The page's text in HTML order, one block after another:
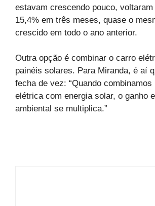
estavam crescendo pouco, voltaram
15,4% em três meses, quase o
crescido em todo o ano anterior.
Outra opção é combinar o carro
painéis solares. Para Miranda, é aí
fecha de vez: “Quando combinamos
elétrica com energia solar, o ganho
ambiental se multiplica.”